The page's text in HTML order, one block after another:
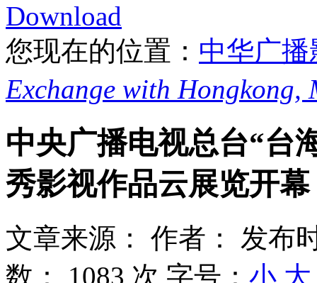
Download
您现在的位置： 中华广
Exchange with Hongkong,
中央广播电视总台“台
秀影视作品云展览开幕
文章来源： 作者：
发布
数： 1083 次 字号： 小 大